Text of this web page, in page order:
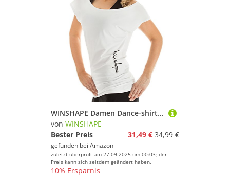
WINSHAPE Damen Dance-shirt Wtr12 Freizeit Fitness Workout T-shirt, Weiß, S EU
von WINSHAPE
Bester Preis
31,49 € 34,99 €
gefunden bei Amazon
zuletzt überprüft am 27.09.2025 um 00:03; der
Preis kann sich seitdem geändert haben.
10% Ersparnis